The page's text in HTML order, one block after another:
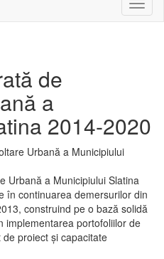
sau
de
a
2014-2020
Urbană a Municipiului Slatina
în continuarea demersurilor din
construind pe o bază solidă
implementarea portofoliilor de
proiect și capacitate